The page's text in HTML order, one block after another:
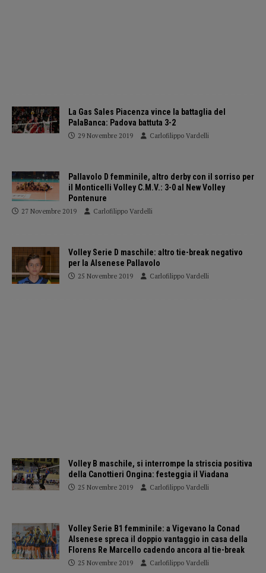
La Gas Sales Piacenza vince la battaglia del
PalaBanca: Padova battuta 3-2
29 Novembre 2019 Carlofilippo Vardelli
Pallavolo D femminile, altro derby con il sorriso per
il Monticelli Volley C.M.V.: 3-0 al New Volley
Pontenure
27 Novembre 2019 Carlofilippo Vardelli
Volley Serie D maschile: altro tie-break negativo
per la Alsenese Pallavolo
25 Novembre 2019 Carlofilippo Vardelli
Volley B maschile, si interrompe la striscia positiva
della Canottieri Ongina: festeggia il Viadana
25 Novembre 2019 Carlofilippo Vardelli
Volley Serie B1 femminile: a Vigevano la Conad
Alsenese spreca il doppio vantaggio in casa della
Florens Re Marcello cadendo ancora al tie-break
25 Novembre 2019 Carlofilippo Vardelli